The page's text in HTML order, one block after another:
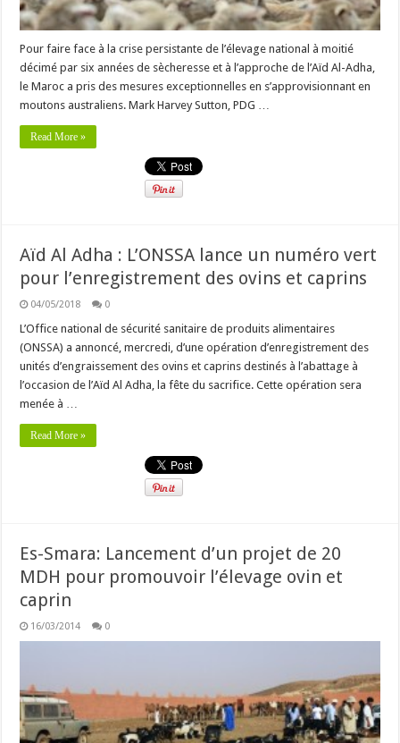
Pour faire face à la crise persistante de l’élevage national à moitié
décimé par six années de sècheresse et à l’approche de l’Aïd Al-Adha,
le Maroc a pris des mesures exceptionnelles en s’approvisionnant en
moutons australiens. Mark Harvey Sutton, PDG …
Read More »
Aïd Al Adha : L’ONSSA lance un numéro vert
pour l’enregistrement des ovins et caprins
04/05/2018 0
L’Office national de sécurité sanitaire de produits alimentaires
(ONSSA) a annoncé, mercredi, d’une opération d’enregistrement des
unités d’engraissement des ovins et caprins destinés à l’abattage à
l’occasion de l’Aïd Al Adha, la fête du sacrifice. Cette opération sera
menée à …
Read More »
Es-Smara: Lancement d’un projet de 20
MDH pour promouvoir l’élevage ovin et
caprin
16/03/2014 0